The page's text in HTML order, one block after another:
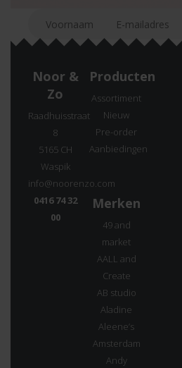
Noor &
Zo
Raadhuisstraat
8
5165 CH
Waspik
info@noorenzo.com
0416 74 32
00
Producten
Assortiment
Nieuw
Pre-order
Aanbiedingen
Merken
49 and
market
AALL and
Create
AB studio
Aladine
Aleene’s
Amsterdam
Andy